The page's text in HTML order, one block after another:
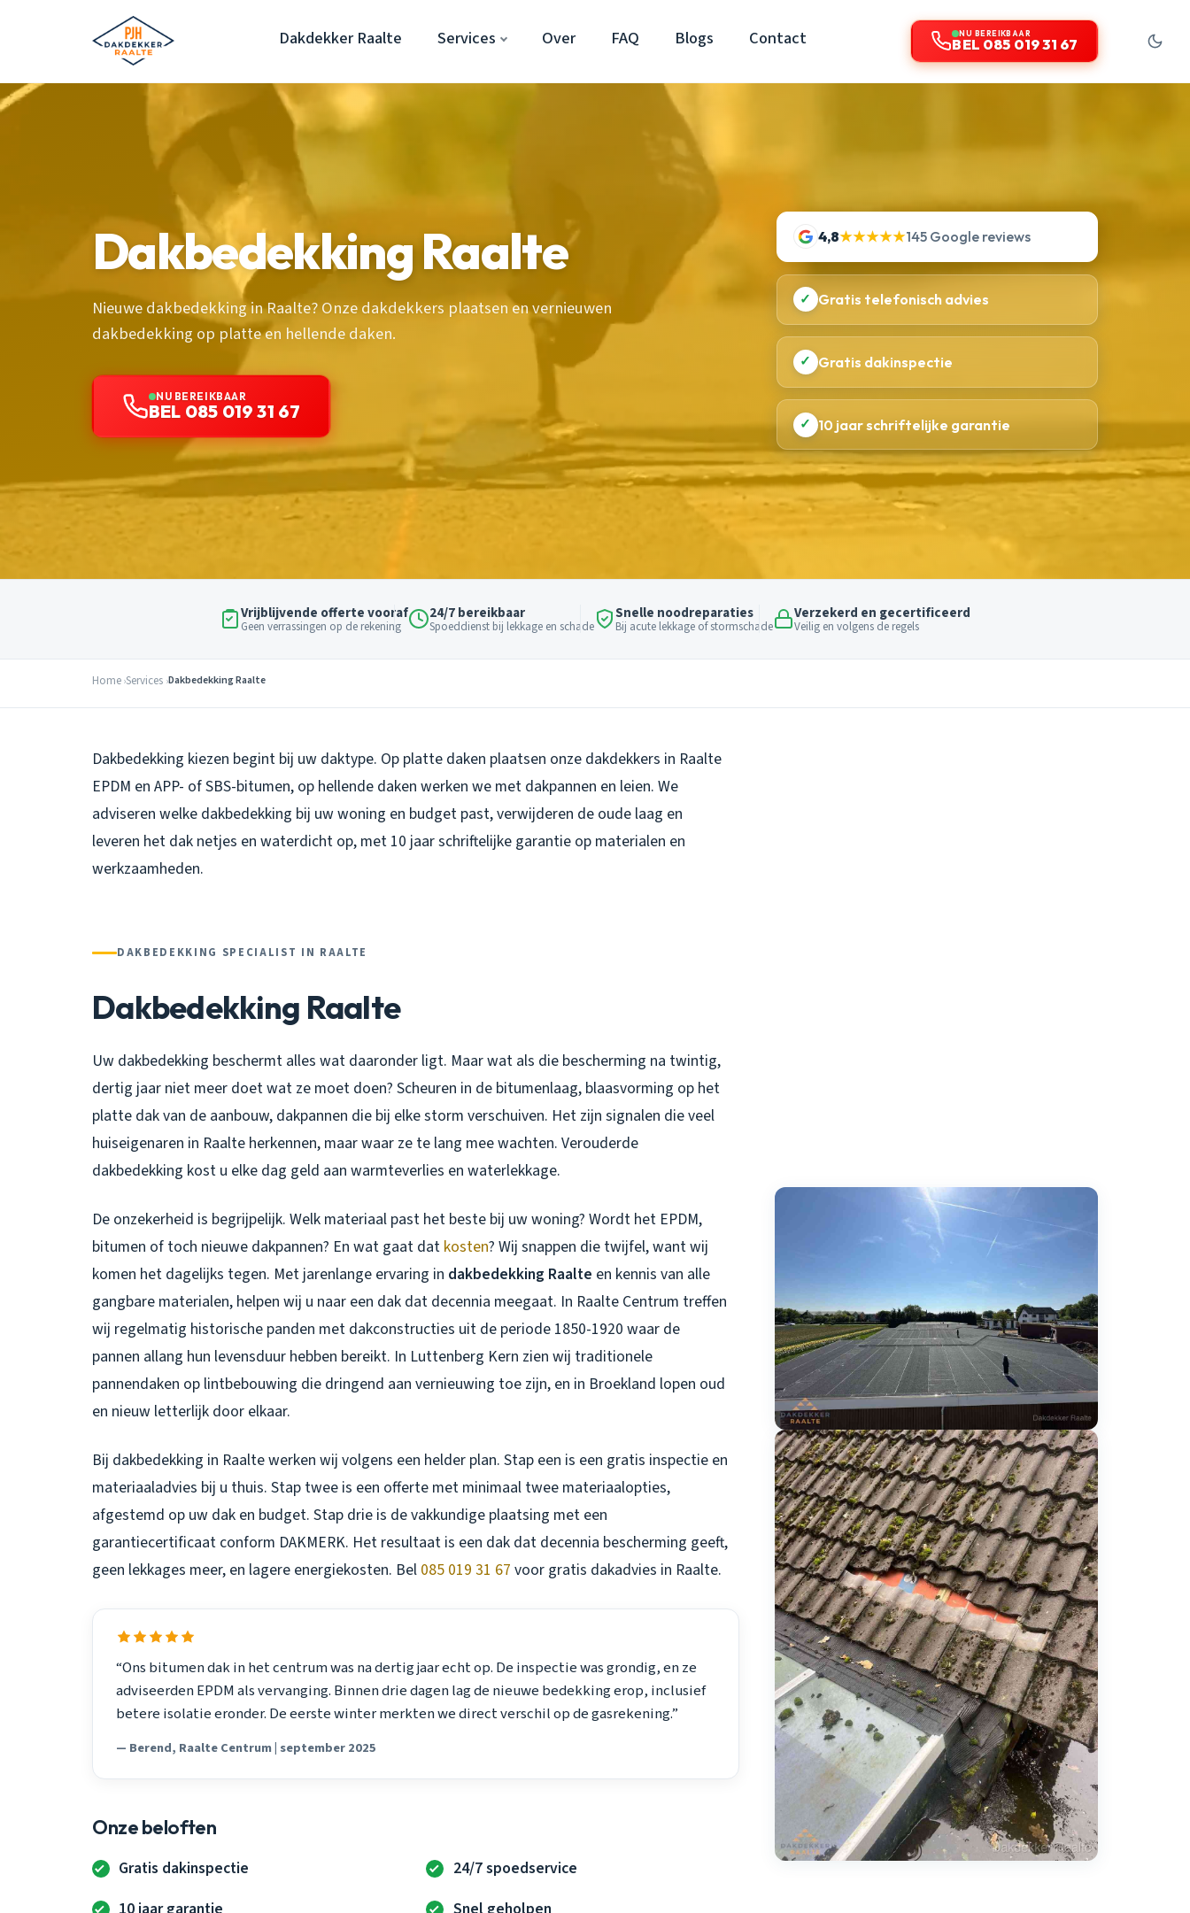
Dakdekker Raalte Services Over FAQ Blogs Contact NU BEREIKBAAR
BEL 085 019 31 67
Dakbedekking Raalte
Nieuwe dakbedekking in Raalte? Onze dakdekkers plaatsen en vernieuwen
dakbedekking op platte en hellende daken.
NU BEREIKBAAR
BEL 085 019 31 67
4,8★★★★★145 Google reviews
✓ Gratis telefonisch advies
✓ Gratis dakinspectie
✓ 10 jaar schriftelijke garantie
Vrijblijvende offerte vooraf
Geen verrassingen op de rekening
24/7 bereikbaar
Spoeddienst bij lekkage en schade
Snelle noodreparaties
Bij acute lekkage of stormschade
Verzekerd en gecertificeerd
Veilig en volgens de regels
Home Services Dakbedekking Raalte
Dakbedekking kiezen begint bij uw daktype. Op platte daken plaatsen onze dakdekkers in Raalte
EPDM en APP- of SBS-bitumen, op hellende daken werken we met dakpannen en leien. We
adviseren welke dakbedekking bij uw woning en budget past, verwijderen de oude laag en
leveren het dak netjes en waterdicht op, met 10 jaar schriftelijke garantie op materialen en
werkzaamheden.
DAKBEDEKKING SPECIALIST IN RAALTE
Dakbedekking Raalte
Uw dakbedekking beschermt alles wat daaronder ligt. Maar wat als die bescherming na twintig,
dertig jaar niet meer doet wat ze moet doen? Scheuren in de bitumenlaag, blaasvorming op het
platte dak van de aanbouw, dakpannen die bij elke storm verschuiven. Het zijn signalen die veel
huiseigenaren in Raalte herkennen, maar waar ze te lang mee wachten. Verouderde
dakbedekking kost u elke dag geld aan warmteverlies en waterlekkage.
De onzekerheid is begrijpelijk. Welk materiaal past het beste bij uw woning? Wordt het EPDM,
bitumen of toch nieuwe dakpannen? En wat gaat dat kosten? Wij snappen die twijfel, want wij
komen het dagelijks tegen. Met jarenlange ervaring in dakbedekking Raalte en kennis van alle
gangbare materialen, helpen wij u naar een dak dat decennia meegaat. In Raalte Centrum treffen
wij regelmatig historische panden met dakconstructies uit de periode 1850-1920 waar de
pannen allang hun levensduur hebben bereikt. In Luttenberg Kern zien wij traditionele
pannendaken op lintbebouwing die dringend aan vernieuwing toe zijn, en in Broekland lopen oud
en nieuw letterlijk door elkaar.
Bij dakbedekking in Raaltewerken wij volgens een helder plan. Stap een is een gratis inspectie en
materiaaladvies bij u thuis. Stap twee is een offerte met minimaal twee materiaalopties,
afgestemd op uw dak en budget. Stap drie is de vakkundige plaatsing met een
garantiecertificaat conform DAKMERK. Het resultaat is een dak dat decennia bescherming geeft,
geen lekkages meer, en lagere energiekosten. Bel 085 019 31 67 voor gratis dakadvies in Raalte.
“Ons bitumen dak in het centrum was na dertig jaar echt op. De inspectie was grondig, en ze
adviseerden EPDM als vervanging. Binnen drie dagen lag de nieuwe bedekking erop, inclusief
betere isolatie eronder. De eerste winter merkten we direct verschil op de gasrekening.”
— Berend, Raalte Centrum | september 2025
Onze beloften
Gratis dakinspectie
24/7 spoedservice